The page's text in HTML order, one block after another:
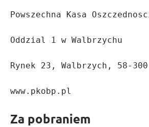
Powszechna Kasa
Oddzial 1 w Walbrzychu
Rynek 23, Walbrzych, 58-300
www.pkobp.pl
Za pobraniem